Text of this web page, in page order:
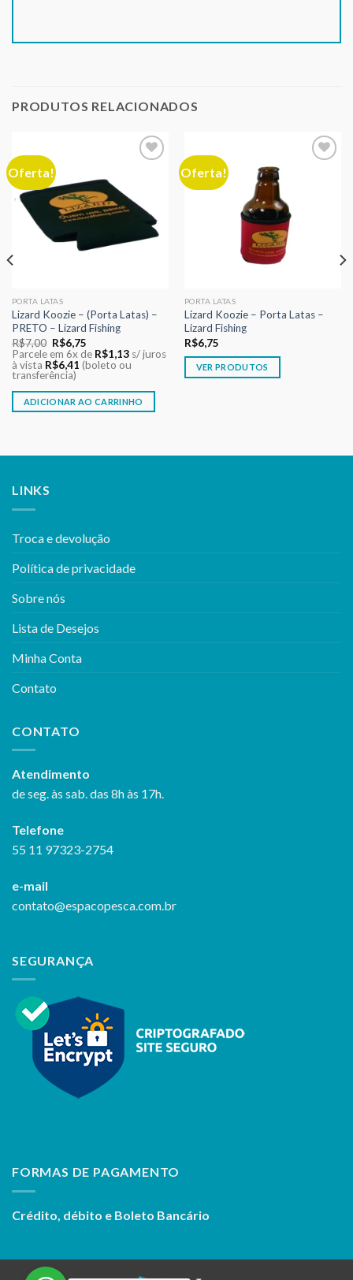
PRODUTOS RELACIONADOS
Oferta!
desejos
PORTA LATAS
Lizard Koozie – (Porta Latas) –
PRETO – Lizard Fishing
R$7,00 O
preço
original
era:
R$7,00.
R$6,75O
preço
atual
é:
Parcele em 6x de R$1,13 s/ juros
à vista R$6,41 (boleto ou
transferência)
ADICIONAR AO CARRINHO
Oferta!
PORTA LATAS
Lizard Koozie – Porta Latas –
Lizard Fishing
R$6,75
VER PRODUTOS
LINKS
Troca e devolução
Política de privacidade
Sobre nós
Lista de Desejos
Minha Conta
Contato
CONTATO
Atendimento
de seg. às sab. das 8h às 17h.
Telefone
55 11 97323-2754
e-mail
contato@espacopesca.com.br
SEGURANÇA
FORMAS DE PAGAMENTO
Crédito, débito e Boleto Bancário